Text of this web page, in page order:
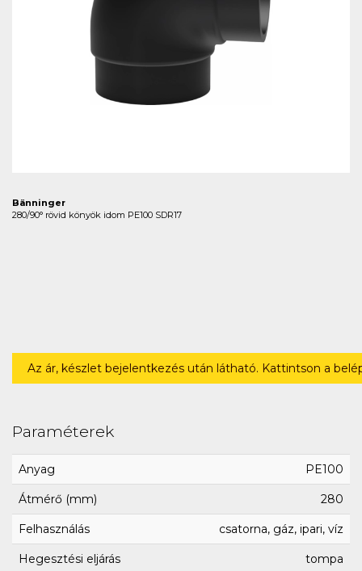
Bänninger
280/90° rövid könyök idom PE100 SDR17
Az ár, készlet bejelentkezés után látható. Kattintson a
Paraméterek
Anyag PE100
Átmérő (mm) 280
Felhasználás csatorna, gáz, ipari, víz
Hegesztési eljárás tompa